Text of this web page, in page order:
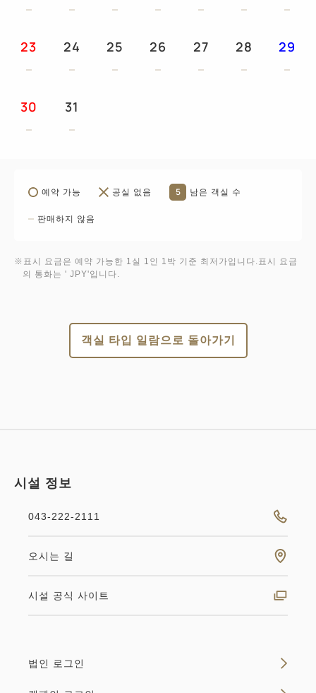
23 24 25 26 27 28 29
30 31
예약 가능 공실 없음 5 남은 객실 수
판매하지 않음
※표시 요금은 예약 가능한 1실 1인 1박 기준 최저가입니다.표시 요금
의 통화는 ' JPY'입니다.
객실 타입 일람으로 돌아가기
시설 정보
043-222-2111
오시는 길
시설 공식 사이트
법인 로그인